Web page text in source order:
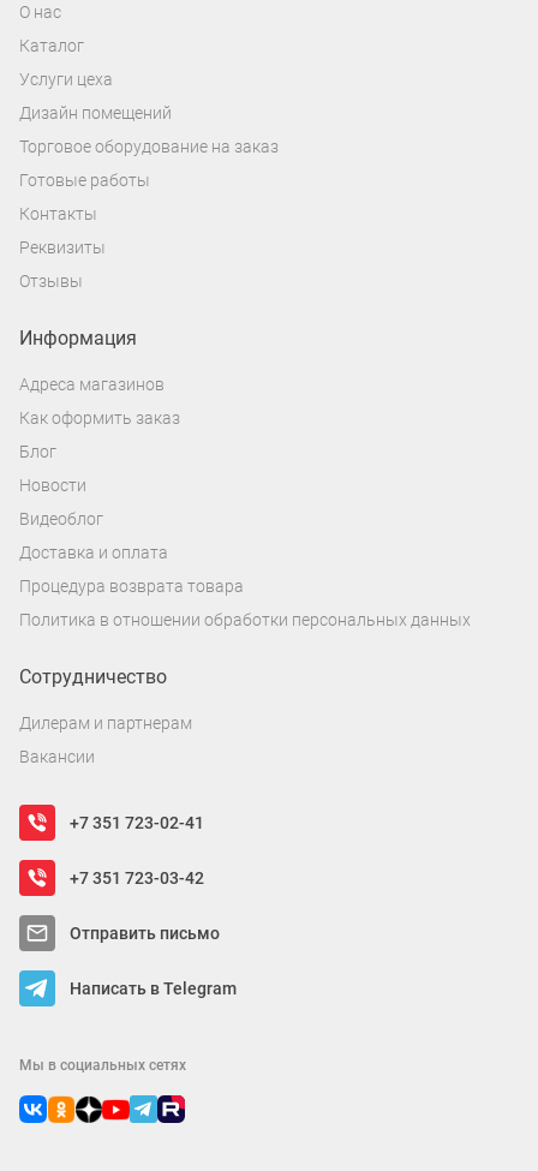
О нас
Каталог
Услуги цеха
Дизайн помещений
Торговое оборудование на заказ
Готовые работы
Контакты
Реквизиты
Отзывы
Информация
Адреса магазинов
Как оформить заказ
Блог
Новости
Видеоблог
Доставка и оплата
Процедура возврата товара
Политика в отношении обработки персональных данных
Сотрудничество
Дилерам и партнерам
Вакансии
+7 351 723-02-41
+7 351 723-03-42
Отправить письмо
Написать в Telegram
Мы в социальных сетях